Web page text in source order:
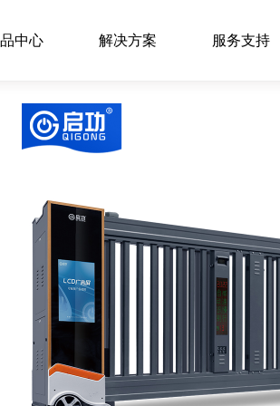
中心 解决方案 服务支持